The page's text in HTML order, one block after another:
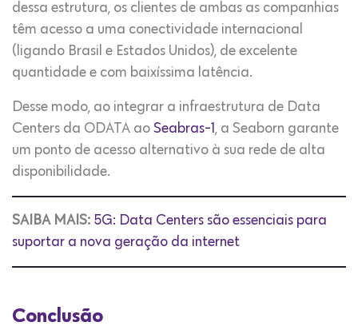
dessa estrutura, os clientes de ambas as companhias
têm acesso a uma conectividade internacional
(ligando Brasil e Estados Unidos), de excelente
quantidade e com baixíssima latência.
Desse modo, ao integrar a infraestrutura de Data
Centers da ODATA ao Seabras-1 , a Seaborn garante
um ponto de acesso alternativo à sua rede de alta
disponibilidade.
SAIBA MAIS: 5G: Data Centers são essenciais para
suportar a nova geração da internet
Conclusão